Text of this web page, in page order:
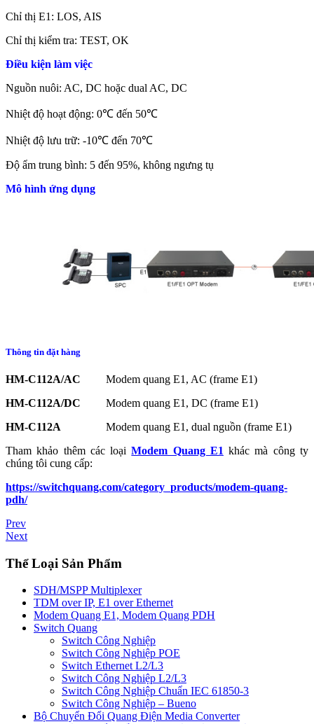
Chỉ thị E1: LOS, AIS
Chỉ thị kiểm tra: TEST, OK
Điều kiện làm việc
Nguồn nuôi: AC, DC hoặc dual AC, DC
Nhiệt độ hoạt động: 0℃ đến 50℃
Nhiệt độ lưu trữ: -10℃ đến 70℃
Độ ẩm trung bình: 5 đến 95%, không ngưng tụ
Mô hình ứng dụng
Thông tin đặt hàng
HM-C112A/AC Modem quang E1, AC (frame E1)
HM-C112A/DC Modem quang E1, DC (frame E1)
HM-C112A Modem quang E1, dual nguồn (frame E1)
Tham khảo thêm các loạiModem Quang E1 khác mà công ty
chúng tôi cung cấp:
https://switchquang.com/category_products/modem-quang-
pdh/
Prev
Next
Thể Loại Sản Phẩm
SDH/MSPP Multiplexer
TDM over IP, E1 over Ethernet
Modem Quang E1, Modem Quang PDH
Switch Quang
Switch Công Nghiệp
Switch Công Nghiệp POE
Switch Ethernet L2/L3
Switch Công Nghiệp L2/L3
Switch Công Nghiệp Chuẩn IEC 61850-3
Switch Công Nghiệp – Bueno
Bộ Chuyển Đổi Quang Điện Media Converter